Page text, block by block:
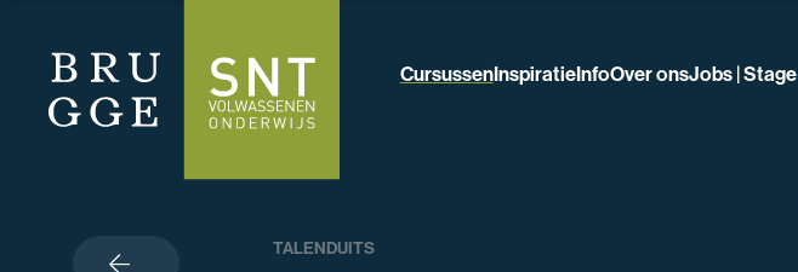
CursussenInspiratieInfoOver onsJobs | Stage
TALENDUITS